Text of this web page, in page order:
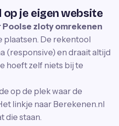
je eigen website
Poolse zloty omrekenen
plaatsen. De rekentool
(responsive) en draait altijd
hoeft zelf niets bij te
op de plek waar de
linkje naar Berekenen.nl
die staan.